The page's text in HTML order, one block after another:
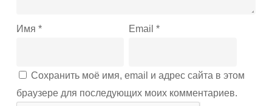
Имя * Email*
Сохранить моё имя, email и адрес сайта в этом
браузере для последующих моих комментариев.